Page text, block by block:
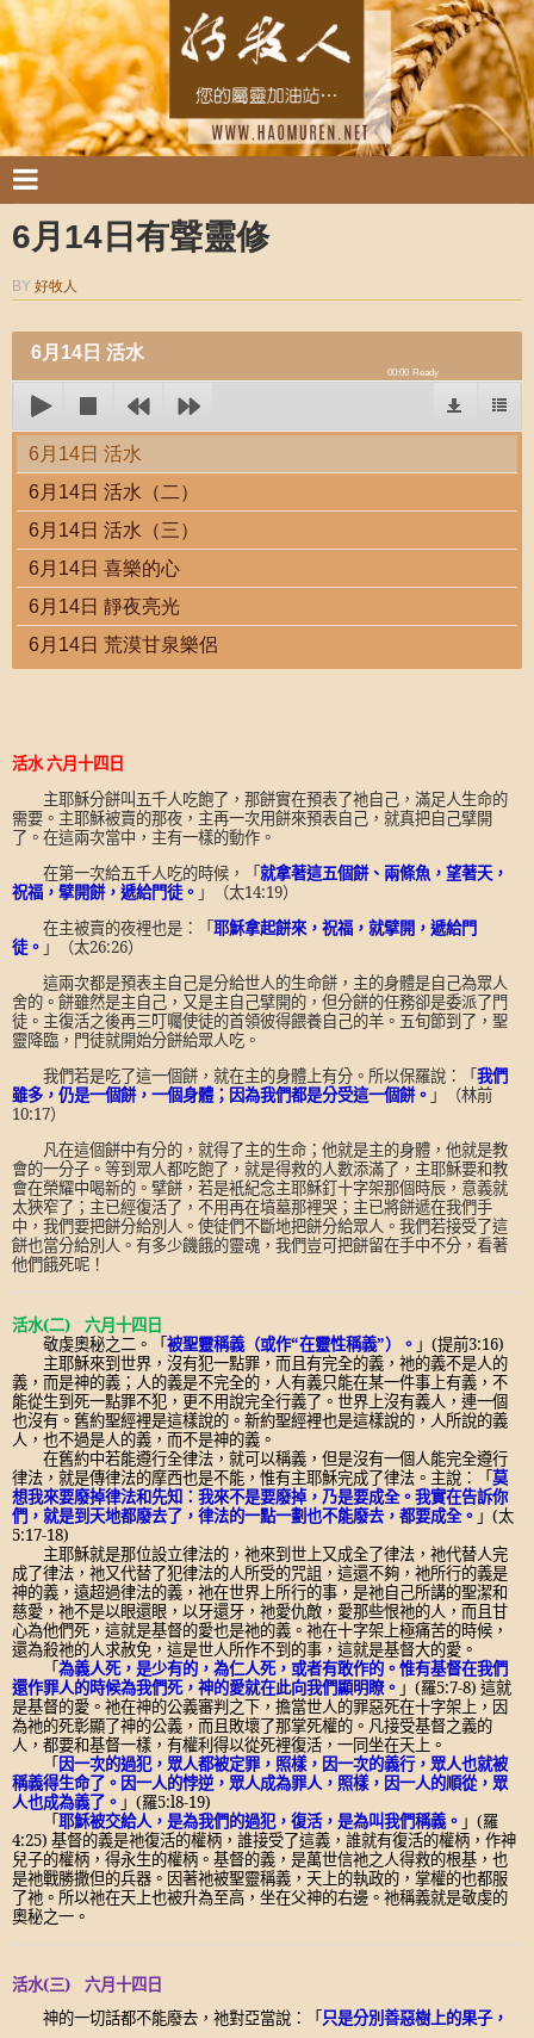
6月14日有聲靈修
BY 好牧人
6月14日 活水
00:00 Ready
6月14日 活水
6月14日 活水（二）
6月14日 活水（三）
6月14日 喜樂的心
6月14日 靜夜亮光
6月14日 荒漠甘泉樂侶
活水 六月十四日
主耶穌分餅叫五千人吃飽了，那餅實在預表了祂自己，滿足人生命的
需要。主耶穌被賣的那夜，主再一次用餅來預表自己，就真把自己擘開
了。在這兩次當中，主有一樣的動作。
在第一次給五千人吃的時候，「就拿著這五個餅、兩條魚，望著天，
祝福，擘開餅，遞給門徒。 」（太14:19）
在主被賣的夜裡也是：「耶穌拿起餅來，祝福，就擘開，遞給門
徒。 」（太26:26）
這兩次都是預表主自己是分給世人的生命餅，主的身體是自己為眾人
舍的。餅雖然是主自己，又是主自己擘開的，但分餅的任務卻是委派了門
徒。主復活之後再三叮囑使徒的首領彼得餵養自己的羊。五旬節到了，聖
靈降臨，門徒就開始分餅給眾人吃。
我們若是吃了這一個餅，就在主的身體上有分。所以保羅說：「我們
雖多，仍是一個餅，一個身體；因為我們都是分受這一個餅。 」（林前
10:17）
凡在這個餅中有分的，就得了主的生命；他就是主的身體，他就是教
會的一分子。等到眾人都吃飽了，就是得救的人數添滿了，主耶穌要和教
會在榮耀中喝新的。擘餅，若是衹紀念主耶穌釘十字架那個時辰，意義就
太狹窄了；主已經復活了，不用再在墳墓那裡哭；主已將餅遞在我們手
中，我們要把餅分給別人。使徒們不斷地把餅分給眾人。我們若接受了這
餅也當分給別人。有多少饑餓的靈魂，我們豈可把餅留在手中不分，看著
他們餓死呢！
活水(二)
六月十四日
敬虔奧秘之二。「被聖靈稱義（或作“在靈性稱義”）。 」 (提前3:16)
主耶穌來到世界，沒有犯一點罪，而且有完全的義，祂的義不是人的
義，而是神的義；人的義是不完全的，人有義只能在某一件事上有義，不
能從生到死一點罪不犯，更不用說完全行義了。世界上沒有義人，連一個
也沒有。舊約聖經裡是這樣說的。新約聖經裡也是這樣說的，人所說的義
人，也不過是人的義，而不是神的義。
在舊約中若能遵行全律法，就可以稱義，但是沒有一個人能完全遵行
律法，就是傳律法的摩西也是不能，惟有主耶穌完成了律法。主說：「莫
想我來要廢掉律法和先知：我來不是要廢掉，乃是要成全。我實在告訴你
們，就是到天地都廢去了，律法的一點一劃也不能廢去，都要成全。 」 (太
5:17-18)
主耶穌就是那位設立律法的，祂來到世上又成全了律法，祂代替人完
成了律法，祂又代替了犯律法的人所受的咒詛，這還不夠，祂所行的義是
神的義，遠超過律法的義，祂在世界上所行的事，是祂自己所講的聖潔和
慈愛，祂不是以眼還眼，以牙還牙，祂愛仇敵，愛那些恨祂的人，而且甘
心為他們死，這就是基督的愛也是祂的義。祂在十字架上極痛苦的時候，
還為殺祂的人求赦免，這是世人所作不到的事，這就是基督大的愛。
「為義人死，是少有的，為仁人死，或者有敢作的。惟有基督在我們
還作罪人的時候為我們死，神的愛就在此向我們顯明瞭。 」 (羅5:7-8) 這就
是基督的愛。祂在神的公義審判之下，擔當世人的罪惡死在十字架上，因
為祂的死彰顯了神的公義，而且敗壞了那掌死權的。凡接受基督之義的
人，都要和基督一樣，有權利得以從死裡復活，一同坐在天上。
「因一次的過犯，眾人都被定罪，照樣，因一次的義行，眾人也就被
稱義得生命了。因一人的悖逆，眾人成為罪人，照樣，因一人的順從，眾
人也成為義了。 」 (羅5:l8-19)
「耶穌被交給人，是為我們的過犯，復活，是為叫我們稱義。 」 (羅
4:25) 基督的義是祂復活的權柄，誰接受了這義，誰就有復活的權柄，作神
兒子的權柄，得永生的權柄。基督的義，是萬世信祂之人得救的根基，也
是祂戰勝撒但的兵器。因著祂被聖靈稱義，天上的執政的，掌權的也都服
了祂。所以祂在天上也被升為至高，坐在父神的右邊。祂稱義就是敬虔的
奧秘之一。
活水(三)
六月十四日
神的一切話都不能廢去，祂對亞當說：「只是分別善惡樹上的果子，